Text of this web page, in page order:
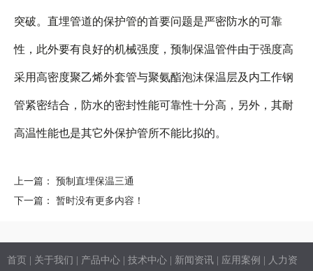
突破。直埋管道的保护管的首要问题是严密防水的可靠
性，此外要有良好的机械强度，预制保温管件由于强度高
采用高密度聚乙烯外套管与聚氨酯泡沫保温层及内工作钢
管紧密结合，防水的密封性能可靠性十分高，另外，其耐
高温性能也是其它外保护管所不能比拟的。
上一篇： 预制直埋保温三通
下一篇： 暂时没有更多内容！
首页 关于我们 产品中心 技术中心 新闻资讯 应用案例 人力资